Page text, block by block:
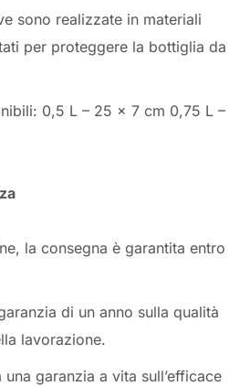
sono realizzate in materiali
per proteggere la bottiglia da
0,5 L – 25 x 7 cm 0,75 L –
la consegna è garantita entro
di un anno sulla qualità
lavorazione.
garanzia a vita sull’efficace